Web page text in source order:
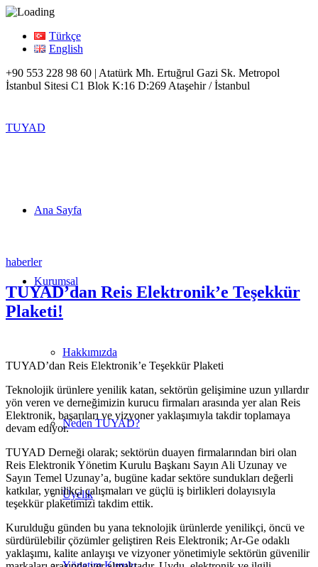
Türkçe
English
+90 553 228 98 60 | Atatürk Mh. Ertuğrul Gazi Sk. Metropol
İstanbul Sitesi C1 Blok K:16 D:269 Ataşehir / İstanbul
TUYAD
Ana Sayfa
Kurumsal
Hakkımızda
Neden TUYAD?
Üyelik
haberler
TUYAD’dan Reis Elektronik’e Teşekkür
Plaketi!
TUYAD’dan Reis Elektronik’e Teşekkür Plaketi
Teknolojik ürünlere yenilik katan, sektörün gelişimine uzun yıllardır
yön veren ve derneğimizin kurucu firmaları arasında yer alan Reis
Elektronik, başarıları ve vizyoner yaklaşımıyla takdir toplamaya
devam ediyor.
TUYAD Derneği olarak; sektörün duayen firmalarından biri olan
Reis Elektronik Yönetim Kurulu Başkanı Sayın Ali Uzunay ve
Sayın Temel Uzunay’a, bugüne kadar sektöre sundukları değerli
katkılar, yenilikçi çalışmaları ve güçlü iş birlikleri dolayısıyla
teşekkür plaketimizi takdim ettik.
Kurulduğu günden bu yana teknolojik ürünlerde yenilikçi, öncü ve
sürdürülebilir çözümler geliştiren Reis Elektronik; Ar-Ge odaklı
yaklaşımı, kalite anlayışı ve vizyoner yönetimiyle sektörün güvenilir